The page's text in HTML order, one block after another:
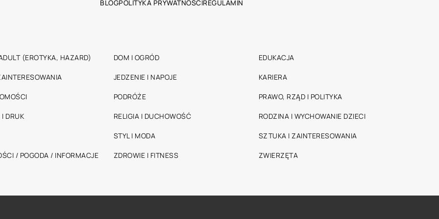
BLOGPOLITYKA PRYWATNOŚCIREGULAMIN
(EROTYKA, HAZARD) DOM I OGRÓD EDUKACJA
JEDZENIE I NAPOJE KARIERA
PODRÓŻE PRAWO, RZĄD I POLITYKA
DRUK RELIGIA I DUCHOWOŚĆ RODZINA I WYCHOWANIE DZIECI
STYL I MODA SZTUKA I ZAINTERESOWANIA
/ POGODA / INFORMACJE ZDROWIE I FITNESS ZWIERZĘTA